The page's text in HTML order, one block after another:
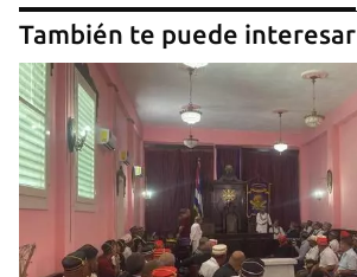
También te puede interesar